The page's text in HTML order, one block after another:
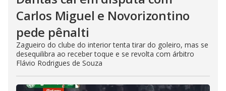
Carlos Miguel e Novorizontino
pede pênalti
Zagueiro do clube do interior tenta tirar do goleiro, mas se
desequilibra ao receber toque e se revolta com árbitro
Flávio Rodrigues de Souza